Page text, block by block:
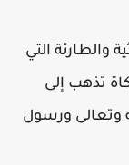
التي
تذهب إلى
ورسول